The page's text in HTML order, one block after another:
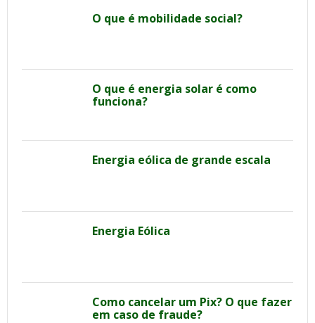
O que é mobilidade social?
O que é energia solar é como
funciona?
Energia eólica de grande escala
Energia Eólica
Como cancelar um Pix? O que fazer
em caso de fraude?